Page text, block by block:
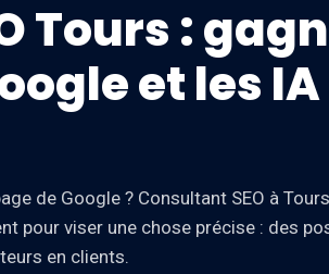
Tours :
et les IA
de Google ? Consultant SEO à
pour viser une chose précise : des
en clients.